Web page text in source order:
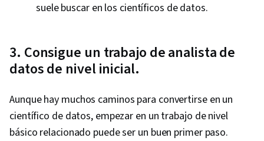
suele buscar en los científicos de datos.
3. Consigue un trabajo de analista de
datos de nivel inicial.
Aunque hay muchos caminos para convertirse en un
científico de datos, empezar en un trabajo de nivel
básico relacionado puede ser un buen primer paso.